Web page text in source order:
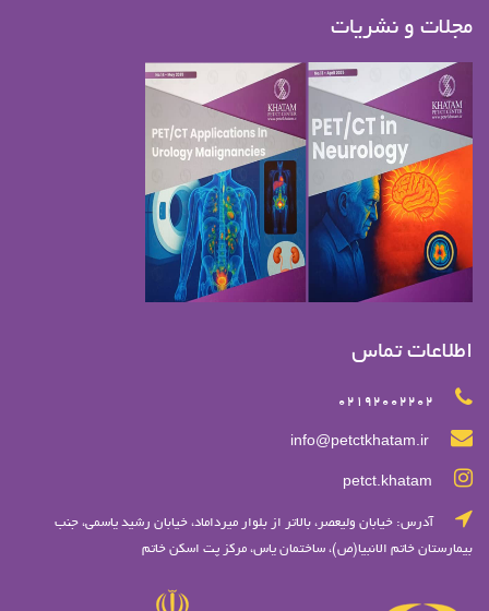
مجلات و نشریات
اطلاعات تماس
02192002202
info@petctkhatam.ir
petct.khatam
آدرس: خيابان وليعصر، بالاتر از بلوار ميرداماد، خيابان رشيد ياسمي، جنب
بیمارستان خاتم الانبیا(ص)، ساختمان یاس، مرکز پت اسکن خاتم